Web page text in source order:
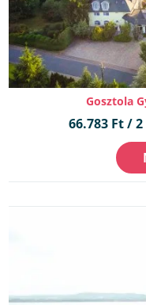
Gosztola
66.783 Ft /